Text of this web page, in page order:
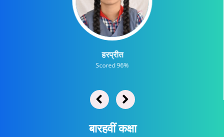
हरप्रीत
Scored 96%
बारहवीं कक्षा